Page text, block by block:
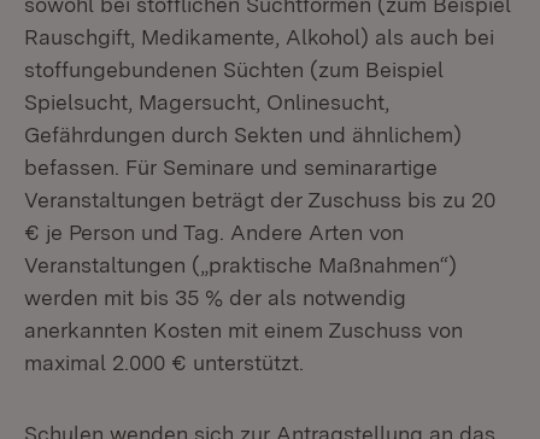
Rauschgift, Medikamente, Alkohol) als auch bei
stoffungebundenen Süchten (zum Beispiel
Spielsucht, Magersucht, Onlinesucht,
Gefährdungen durch Sekten und ähnlichem)
befassen. Für Seminare und seminarartige
Veranstaltungen beträgt der Zuschuss bis zu 20
€ je Person und Tag. Andere Arten von
Veranstaltungen („praktische Maßnahmen“)
werden mit bis 35 % der als notwendig
anerkannten Kosten mit einem Zuschuss von
maximal 2.000 € unterstützt.
Schulen wenden sich zur Antragstellung an das